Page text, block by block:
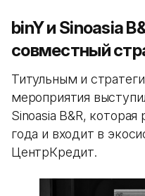
binY и Sinoasia
совместный
Титульным и
мероприятия
Sinoasia B&R,
года и входит в
ЦентрКредит.